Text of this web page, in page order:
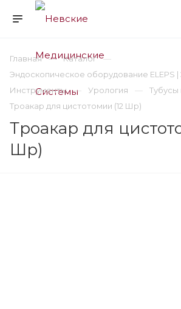
Главная
Каталог
Эндоскопическое оборудование ELEPS
Инструменты
Урология
Тубусы
Троакар для цистотомии (12 Шр)
Троакар для
Шр)